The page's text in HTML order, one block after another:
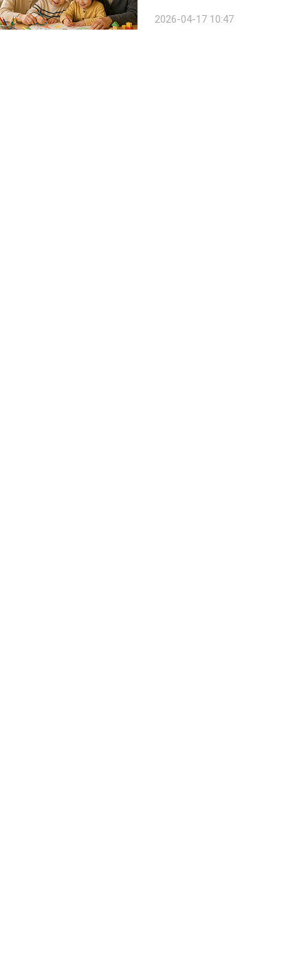
36개월 사이 영아를 돌보는 조부모
2026-04-17 10:47